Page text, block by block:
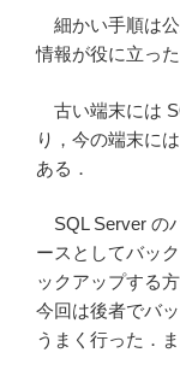
ー
る”
の
細かい手順は公
情報が役に立った
古い端末には
り，今の端末に
ある．
SQL Server の
ースとしてバッ
ックアップする
今回は後者でバ
うまく行った．